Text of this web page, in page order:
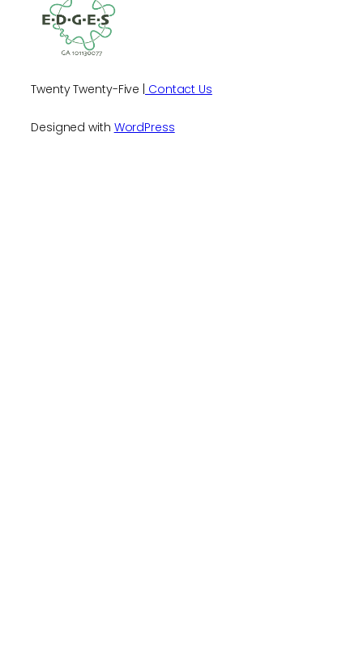
Twenty Twenty-Five | Contact Us
Designed with WordPress